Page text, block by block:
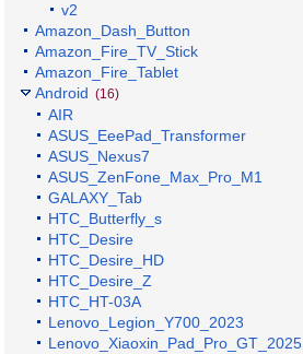
v2
Amazon_Dash_Button
Amazon_Fire_TV_Stick
Amazon_Fire_Tablet
Android (16)
AIR
ASUS_EeePad_Transformer
ASUS_Nexus7
ASUS_ZenFone_Max_Pro_M1
GALAXY_Tab
HTC_Butterfly_s
HTC_Desire
HTC_Desire_HD
HTC_Desire_Z
HTC_HT-03A
Lenovo_Legion_Y700_2023
Lenovo_Xiaoxin_Pad_Pro_GT_2025